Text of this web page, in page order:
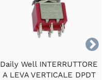

Daily Well INTERRUTTORE
A LEVA VERTICALE DPDT